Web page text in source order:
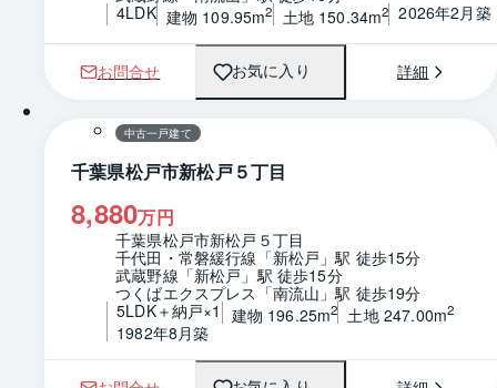
4LDK 建物 109.95m2 土地 150.34m2 2026年2月築
お問合せ お気に入り 詳細
1 / 0 間取り
中古一戸建て
千葉県松戸市新松戸５丁目
8,880万円
千葉県松戸市新松戸５丁目
千代田・常磐緩行線「新松戸」駅 徒歩15分
武蔵野線「新松戸」駅 徒歩15分
つくばエクスプレス「南流山」駅 徒歩19分
5LDK＋納戸×1
建物 196.25m2 土地 247.00m2
1982年8月築